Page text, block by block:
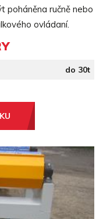
poháněna ručně nebo
ovládaní.
do 30t